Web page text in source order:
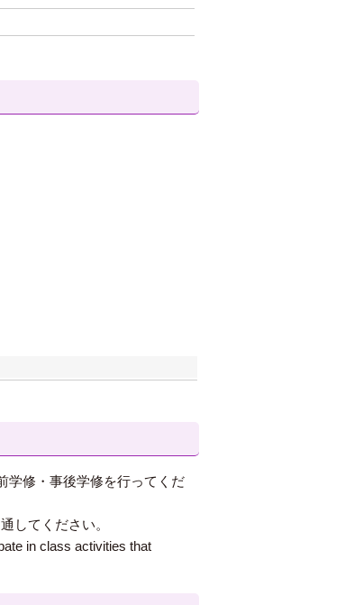
学修・事後学修を行ってくだ
してください。
in class activities that